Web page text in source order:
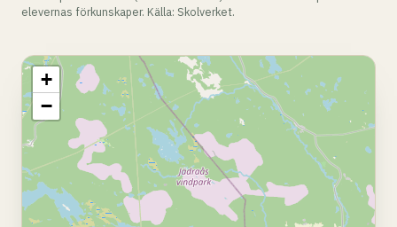
elevernas förkunskaper. Källa: Skolverket.
+
−